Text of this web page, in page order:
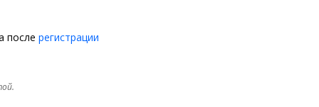
после регистрации